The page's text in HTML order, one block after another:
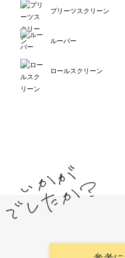
プリーツスクリーン
ルーバー
ロールスクリーン